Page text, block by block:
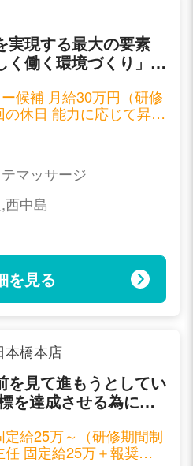
実現する最大の要素
く働く環境づくり」と
フ、女子スタッフ）を
ば 顧客満足はあり得
す。 従業員満足度
尊重しあえる環境づく
ームワークとコミュ
、 どんな場面でも通
指します。 従業員の
えます。 貴方の意
接お客様のサービスへ
でにないやりがいと充
間となります。 自分
万円（研修
迎ドライバー
円 ガソリン代支給
マッサージ
西中島
を見る
橋本店
を見て進もうとしてい
方でも基本からじっ
常に時代に応じた最先
定給25万～（研修期間制
固定給25万＋報奨金